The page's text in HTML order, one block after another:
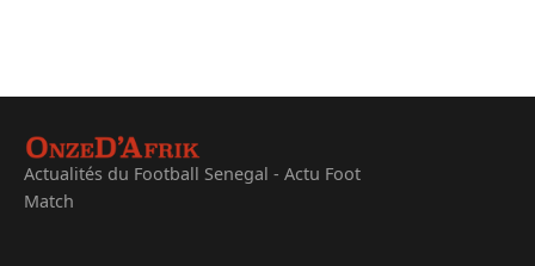
Actualités du Football Senegal - Actu Foot
Match